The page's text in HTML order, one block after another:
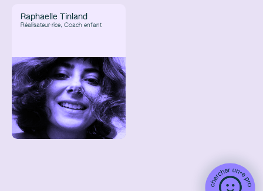
Raphaelle Tinland
Réalisateur·rice, Coach enfant